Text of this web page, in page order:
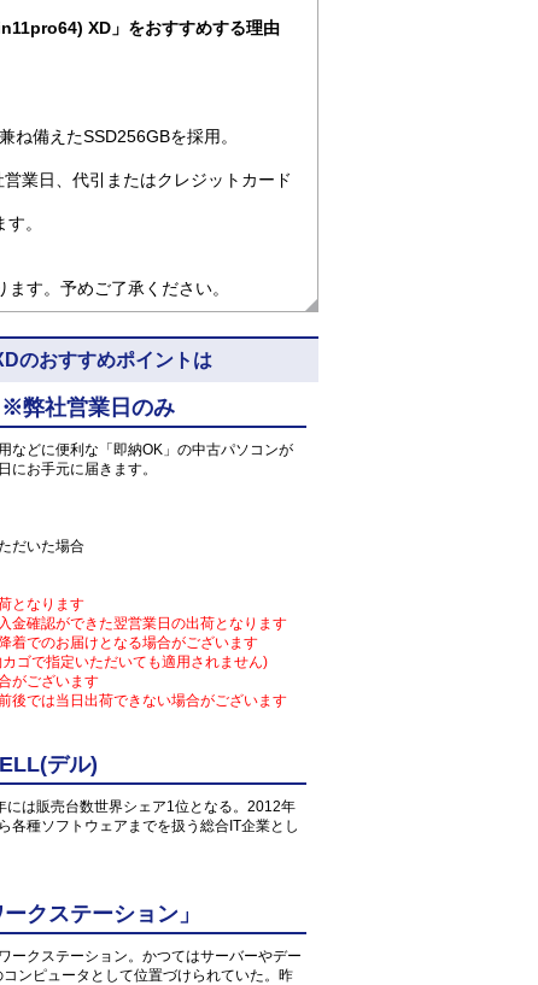
XD」をおすすめする理由
ね備えたSSD256GBを採用。
業日、代引またはクレジットカード
。
す。予めご了承ください。
のおすすめポイントは
弊社営業日のみ
などに便利な「即納OK」の中古パソコンが
にお手元に届きます。
だいた場合
となります
金確認ができた翌営業日の出荷となります
着でのお届けとなる場合がございます
ゴで指定いただいても適用されません)
がございます
後では当日出荷できない場合がございます
デル)
は販売台数世界シェア1位となる。2012年
各種ソフトウェアまでを扱う総合IT企業とし
クステーション」
ークステーション。かつてはサーバーやデー
ンピュータとして位置づけられていた。昨